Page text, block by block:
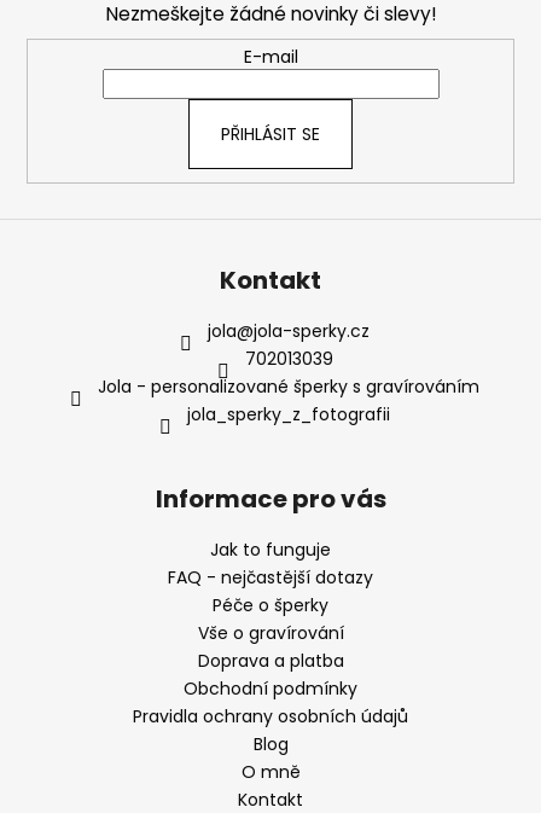
Nezmeškejte žádné novinky či slevy!
E-mail
PŘIHLÁSIT SE
Kontakt
jola@jola-sperky.cz
702013039
Jola - personalizované šperky s gravírováním
jola_sperky_z_fotografii
Informace pro vás
Jak to funguje
FAQ - nejčastější dotazy
Péče o šperky
Vše o gravírování
Doprava a platba
Obchodní podmínky
Pravidla ochrany osobních údajů
Blog
O mně
Kontakt